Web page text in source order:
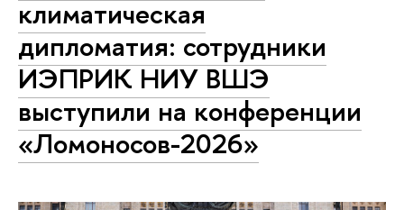
климатическая
дипломатия: сотрудники
ИЭПРИК НИУ ВШЭ
выступили на конференции
«Ломоносов-2026»